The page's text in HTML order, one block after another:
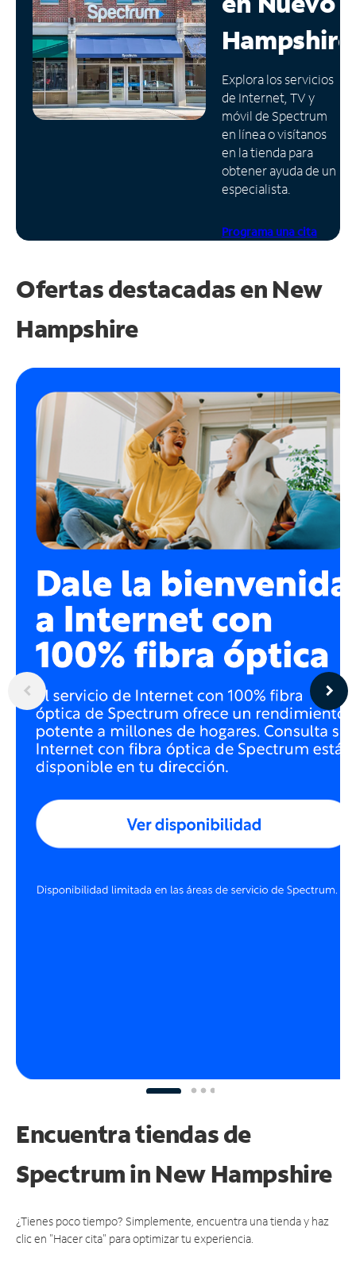
Administrar
cuenta
Encuentra
una
tienda
Hampshire
Explora los servicios
de Internet, TV y
móvil de Spectrum
en línea o visítanos
en la tienda para
obtener ayuda de un
especialista.
Programa una cita
Ofertas destacadas en New
Hampshire
Encuentra tiendas de
Spectrumin New Hampshire
¿Tienes poco tiempo? Simplemente, encuentra una tienda y haz
clic en "Hacer cita" para optimizar tu experiencia.